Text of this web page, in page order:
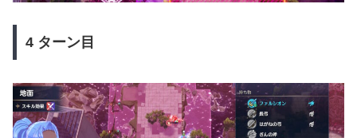
4 ターン目